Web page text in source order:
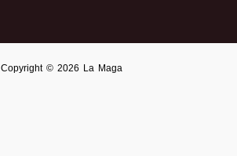
Copyright © 2026 La Maga